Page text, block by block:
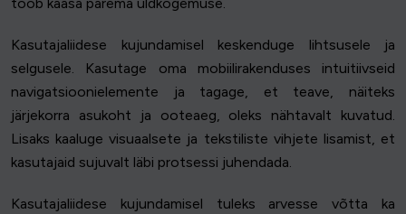
toob kaasa parema üldkogemuse.
Kasutajaliidese kujundamisel keskenduge lihtsusele ja
selgusele. Kasutage oma mobiilirakenduses intuitiivseid
navigatsioonielemente ja tagage, et teave, näiteks
järjekorra asukoht ja ooteaeg, oleks nähtavalt kuvatud.
Lisaks kaaluge visuaalsete ja tekstiliste vihjete lisamist, et
kasutajaid sujuvalt läbi protsessi juhendada.
Kasutajaliidese kujundamisel tuleks arvesse võtta ka